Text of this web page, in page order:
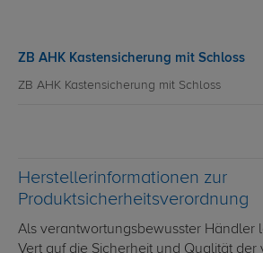
ZB AHK Kastensicherung mit Schloss
ZB AHK Kastensicherung mit Schloss
Herstellerinformationen zur
Produktsicherheitsverordnung
Als verantwortungsbewusster Händler
Vert auf die Sicherheit und Qualität der